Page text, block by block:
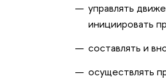
управлять
инициировать
составлять и
осуществлять